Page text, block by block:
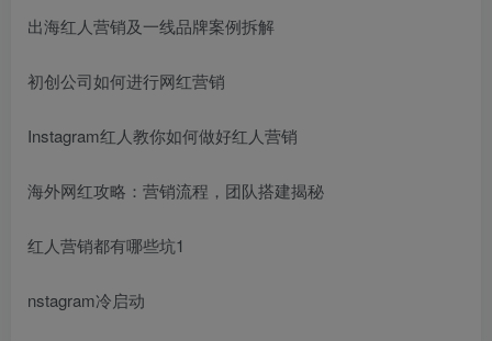
出海红人营销及一线品牌案例拆解
初创公司如何进行网红营销
Instagram红人教你如何做好红人营销
海外网红攻略：营销流程，团队搭建揭秘
红人营销都有哪些坑1
nstagram冷启动